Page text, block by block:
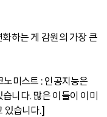
하는 게 감원의 가장 큰
미스트 : 인공지능은
니다. 많은 이들이 이미
있습니다.]